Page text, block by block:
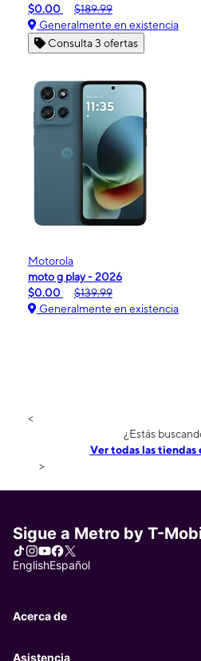
$0.00
$189.99
Generalmente en existencia
Consulta 3 ofertas
Motorola
moto g play - 2026
$0.00
$139.99
Generalmente en existencia
<
¿Estás
Ver todas las tiendas
>